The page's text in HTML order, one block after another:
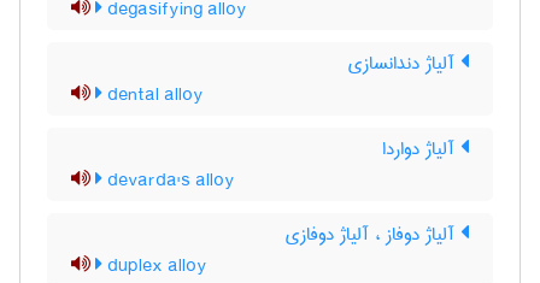
degasifying alloy
آلیاژ دندانسازی
dental alloy
آلیاژ دواردا
devarda's alloy
آلیاژ دوفاز ، آلیاژ دوفازی
duplex alloy